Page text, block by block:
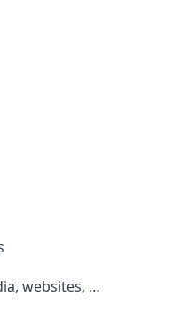
websites, …